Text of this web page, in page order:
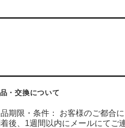
・交換について
期限・条件： お客様のご都合
後、1週間以内にメールにてご